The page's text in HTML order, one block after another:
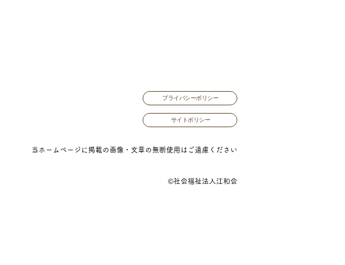
プライバシーポリシー
サイトポリシー
当ホームページに掲載の画像・文章の無断使用はご遠慮ください
©社会福祉法人江和会